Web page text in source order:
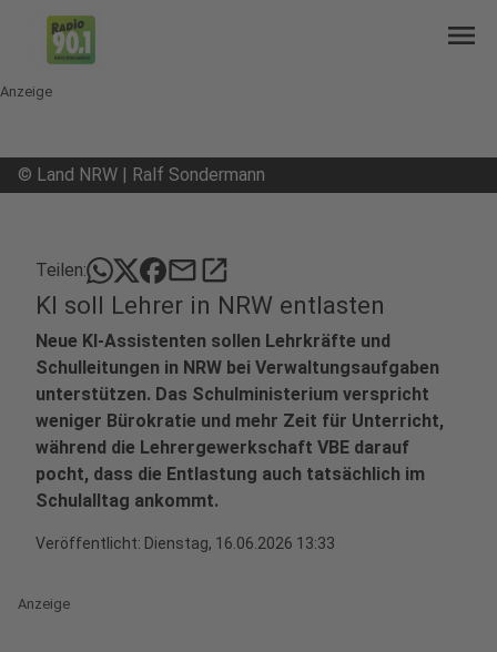
menu
Anzeige
© Land NRW | Ralf Sondermann
Teilen: mailopen_in_new
KI soll Lehrer in NRW entlasten
Neue KI-Assistenten sollen Lehrkräfte und
Schulleitungen in NRW bei Verwaltungsaufgaben
unterstützen. Das Schulministerium verspricht
weniger Bürokratie und mehr Zeit für Unterricht,
während die Lehrergewerkschaft VBE darauf
pocht, dass die Entlastung auch tatsächlich im
Schulalltag ankommt.
Veröffentlicht: Dienstag, 16.06.2026 13:33
Anzeige